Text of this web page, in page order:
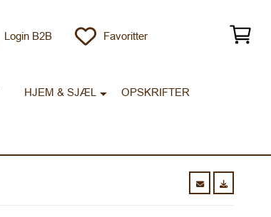
Login B2B Favoritter
HJEM & SJÆL OPSKRIFTER